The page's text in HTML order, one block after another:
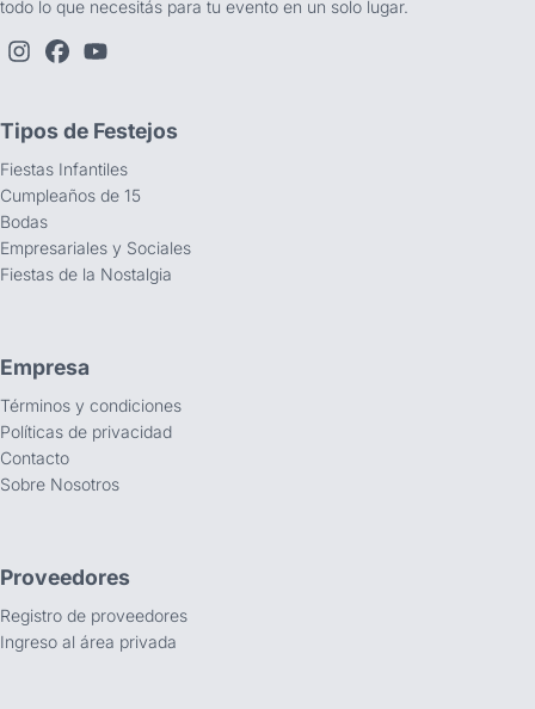
todo lo que necesitás para tu evento en un solo lugar.
Tipos de Festejos
Fiestas Infantiles
Cumpleaños de 15
Bodas
Empresariales y Sociales
Fiestas de la Nostalgia
Empresa
Términos y condiciones
Políticas de privacidad
Contacto
Sobre Nosotros
Proveedores
Registro de proveedores
Ingreso al área privada